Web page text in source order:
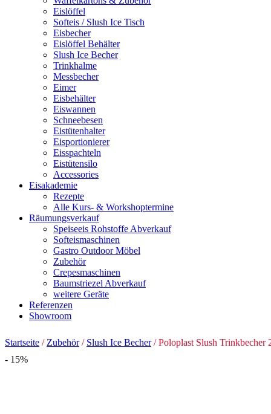
Eislöffel
Softeis / Slush Ice Tisch
Eisbecher
Eislöffel Behälter
Slush Ice Becher
Trinkhalme
Messbecher
Eimer
Eisbehälter
Eiswannen
Schneebesen
Eistütenhalter
Eisportionierer
Eisspachteln
Eistütensilo
Accessories
Eisakademie
Rezepte
Alle Kurs- & Workshoptermine
Räumungsverkauf
Speiseeis Rohstoffe Abverkauf
Softeismaschinen
Gastro Outdoor Möbel
Zubehör
Crepesmaschinen
Baumstriezel Abverkauf
weitere Geräte
Referenzen
Showroom
Startseite / Zubehör/ Slush Ice Becher/ Poloplast Slush Trinkbecher
- 15%